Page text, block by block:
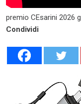
premio CEsarini 2026
Condividi